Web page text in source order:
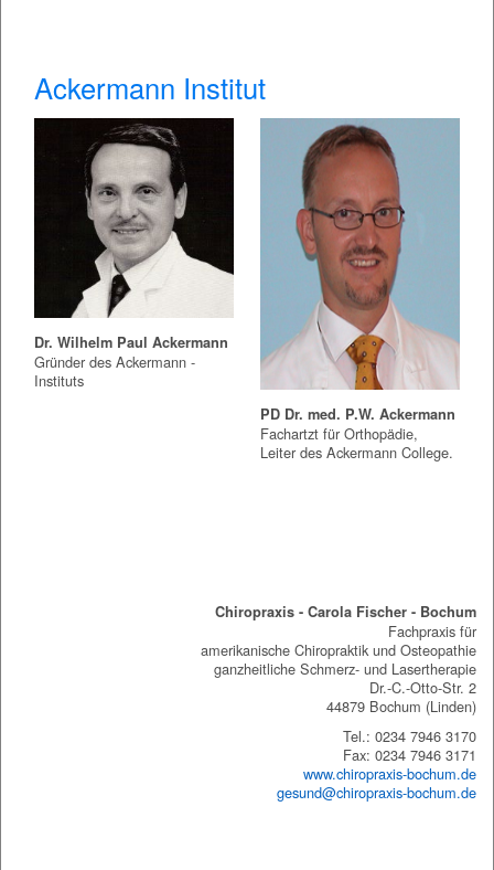
Ackermann Institut
Dr. Wilhelm Paul Ackermann
Gründer des Ackermann -
Instituts
PD Dr. med. P.W. Ackermann
Fachartzt für Orthopädie,
Leiter des Ackermann College.
Chiropraxis - Carola Fischer - Bochum
Fachpraxis für
amerikanische Chiropraktik und Osteopathie
ganzheitliche Schmerz- und Lasertherapie
Dr.-C.-Otto-Str. 2
44879 Bochum (Linden)
Tel.: 0234 7946 3170
Fax: 0234 7946 3171
www.chiropraxis-bochum.de
gesund@chiropraxis-bochum.de